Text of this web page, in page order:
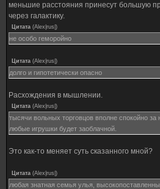
меньшие расстояния принесут большую
через галактику.
Цитата (Alex|rus| )
не особо геморойно
Цитата (Alex|rus| )
долго и гипотетически опасно
Расхождения в мышлении.
Цитата (Alex|rus| )
тысячи вольных торговцов вполне спокойно за
любые игрушки будет заоблачной.
Это как-то меняет суть сказанного мной?
Цитата (Alex|rus| )
любая знатная семья улья,